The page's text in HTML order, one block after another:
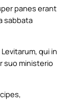
panes erant
sabbata
qui in
suo ministerio